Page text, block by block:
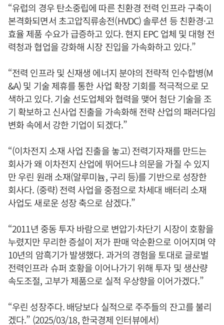
“유럽의 경우 탄소중립에 따른 친환경 전력 인프라 구축이
본격화되면서 초고압직류송전(HVDC) 솔루션 등 친환경·고
효율 제품 수요가 급증하고 있다. 현지 EPC 업체 및 대형 전
력청과 협업을 강화해 시장 진입을 가속화하고 있다.”
“전력 인프라 및 신재생 에너지 분야의 전략적 인수합병(M
&A) 및 기술 제휴를 통한 사업 확장 기회를 적극적으로 모
색하고 있다. 기술 선도업체와 협력을 맺어 첨단 기술을 조
기 확보하고 신사업 진출을 가속화해 전략 산업의 패러다임
변화 속에서 강한 기업이 되겠다.”
“(이차전지 소재 사업 진출을 놓고) 전력기자재를 만드는
회사가 왜 이차전지 산업에 뛰어드냐 의문을 가질 수 있지
만 우린 원래 소재(알루미늄, 구리 등)를 기반으로 성장한
회사다. (중략) 전력 사업을 중점으로 차세대 배터리 소재
사업도 새로운 성장 축으로 삼겠다.”
“2011년 중동 투자 바람으로 변압기·차단기 시장이 호황을
누렸지만 무리한 증설이 저가 판매 악순환으로 이어지며 약
10년의 암흑기가 발생했다. 과거의 경험을 토대로 글로벌
전력인프라 슈퍼 호황을 이어나가기 위해 투자 및 생산량
속도조절, 고부가 제품으로 실적 우상향을 이어가겠다.”
“우린 성장주다. 배당보다 실적으로 주주들의 잔고를 불리
겠다.” (2025/03/18, 한국경제 인터뷰에서)